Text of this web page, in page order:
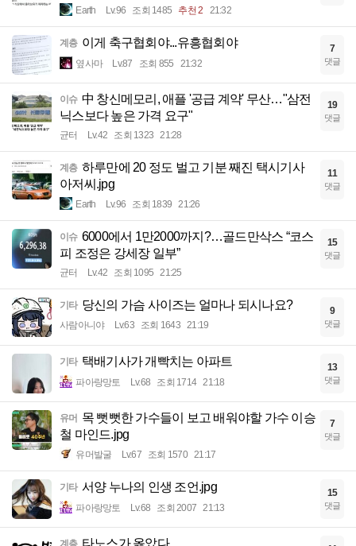
Earth Lv.96 조회 1485 추천 2 21:32
계층 이게 축구협회야...유흥협회야
옆사마 Lv.87 조회 855 21:32
7
댓글
이슈 中 창신메모리, 애플 '공급 계약' 무산…"삼전
닉스보다 높은 가격 요구"
균터 Lv.42 조회 1323 21:28
19
댓글
계층 하루만에 20 정도 벌고 기분 째진 택시기사
아저씨.jpg
Earth Lv.96 조회 1839 21:26
11
댓글
이슈 6000에서 1만2000까지?…골드만삭스 “코스
피 조정은 강세장 일부”
균터 Lv.42 조회 1095 21:25
15
댓글
기타 당신의 가슴 사이즈는 얼마나 되시나요?
사람아니야 Lv.63 조회 1643 21:19
9
댓글
기타 택배기사가 개빡치는 아파트
파아랑망토 Lv.68 조회 1714 21:18
13
댓글
유머 목 뻣뻣한 가수들이 보고 배워야할 가수 이승
철 마인드.jpg
유머발굴 Lv.67 조회 1570 21:17
7
댓글
기타 서양 누나의 인생 조언.jpg
파아랑망토 Lv.68 조회 2007 21:13
15
댓글